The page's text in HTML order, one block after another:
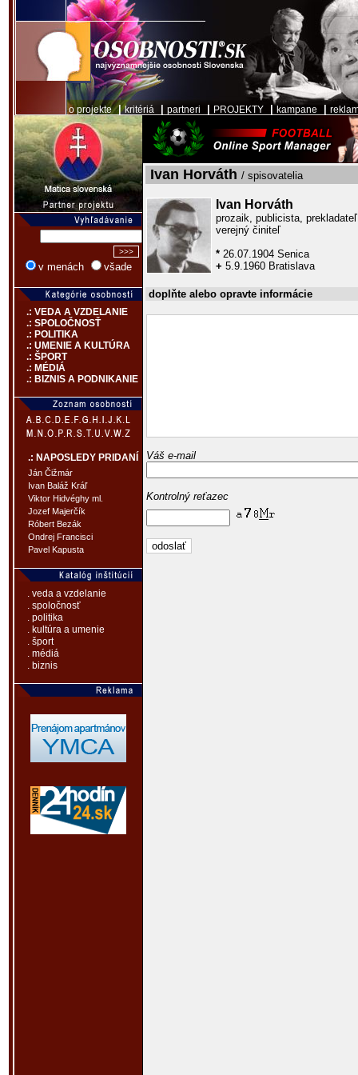
o projekte|kritériá partneri PROJEKTY kampane
v menách všade
.: VEDA A VZDELANIE
.: SPOLOČNOSŤ
.: POLITIKA
.: UMENIE A KULTÚRA
.: ŠPORT
.: MÉDIÁ
.: BIZNIS A PODNIKANIE
.: NAPOSLEDY PRIDANÍ
Ján Čižmár
Ivan Baláž Kráľ
Viktor Hidvéghy ml.
Jozef Majerčík
Róbert Bezák
Ondrej Francisci
Pavel Kapusta
. veda a vzdelanie
. spoločnosť
. politika
. kultúra a umenie
. šport
. médiá
. biznis
Ivan Horváth / spisovatelia
Ivan Horváth
prozaik, publicista,
verejný činiteľ
* 26.07.1904 Senica
+ 5.9.1960 Bratislava
doplňte alebo opravte informácie
Váš e-mail
Kontrolný reťazec